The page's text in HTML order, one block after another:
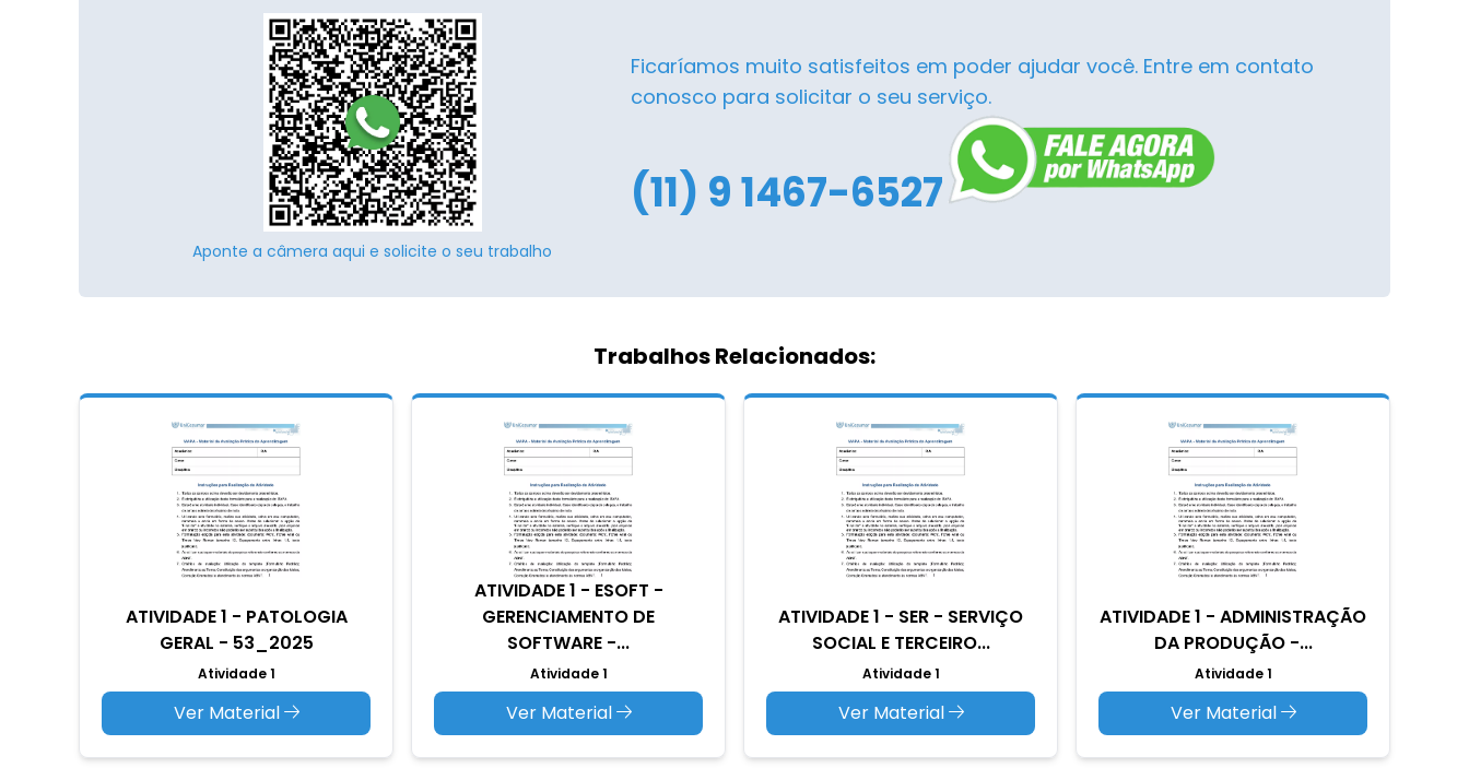
Aponte a câmera aqui e solicite o seu trabalho
Ficaríamos muito satisfeitos em poder ajudar você. Entre em contato
conosco para solicitar o seu serviço.
(11) 9 1467-6527
Trabalhos Relacionados:
ATIVIDADE 1 - PATOLOGIA
GERAL - 53_2025
Atividade 1
Ver Material
ATIVIDADE 1 - ESOFT -
GERENCIAMENTO DE
SOFTWARE -...
Atividade 1
Ver Material
ATIVIDADE 1 - SER - SERVIÇO
SOCIAL E TERCEIRO...
Atividade 1
Ver Material
ATIVIDADE 1 - ADMINISTRAÇÃO
DA PRODUÇÃO -...
Atividade 1
Ver Material